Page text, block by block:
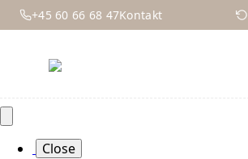
+45 60 66 68 47Kontakt
Close